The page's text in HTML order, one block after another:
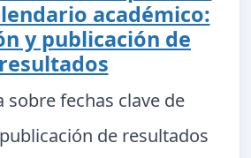
académico:
y publicación de
resultados
sobre fechas clave de
de resultados